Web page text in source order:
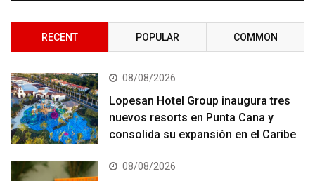
RECENT POPULAR COMMON
08/08/2026
Lopesan Hotel Group inaugura tres
nuevos resorts en Punta Cana y
consolida su expansión en el Caribe
08/08/2026